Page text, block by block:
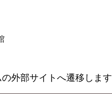
外部サイトへ遷移します